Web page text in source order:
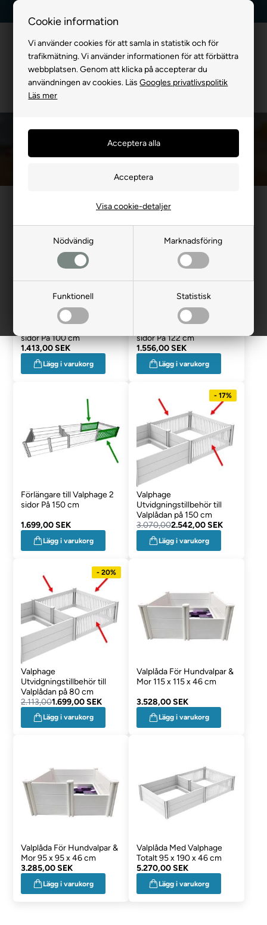
Cookie information
Vi använder cookies för att samla in statistik och för
trafikmätning. Vi använder informationen för att förbättra
webbplatsen. Genom att klicka på accepterar du
användningen av cookies. LäsGoogles privatlivspolitik
Läs mer
Nödvändig Marknadsföring
Funktionell Statistisk
Visa cookie-detaljer
Valplåda För Hund
Framsida»FÖR HUND»Diverse till Hund»Avel och Uppfödning»Valplåda
sidor På 100 cm
1.413,00 SEK
Lägg i varukorg
sidor På 122 cm
1.556,00 SEK
Lägg i varukorg
Förlängare till Valphage 2
sidor På 150 cm
1.699,00 SEK
Lägg i varukorg
- 17%
Valphage
Utvidgningstillbehör till
Valplådan på 150 cm
3.070,002.542,00 SEK
Lägg i varukorg
- 20%
Valphage
Utvidgningstillbehör till
Valplådan på 80 cm
2.113,001.699,00 SEK
Lägg i varukorg
Valplåda För Hundvalpar &
Mor 115 x 115 x 46 cm
3.528,00 SEK
Lägg i varukorg
Valplåda För Hundvalpar &
Mor 95 x 95 x 46 cm
3.285,00 SEK
Lägg i varukorg
Valplåda Med Valphage
Totalt 95 x 190 x 46 cm
5.270,00 SEK
Lägg i varukorg